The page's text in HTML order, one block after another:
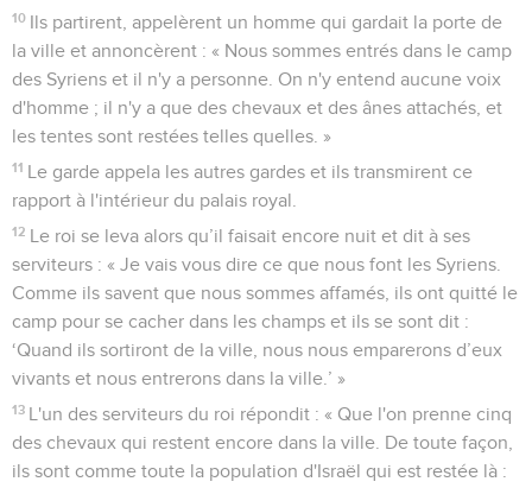
10 Ils partirent, appelèrent un homme qui gardait la porte de
la ville et annoncèrent : « Nous sommes entrés dans le camp
des Syriens et il n'y a personne. On n'y entend aucune voix
d'homme ; il n'y a que des chevaux et des ânes attachés, et
les tentes sont restées telles quelles. »
11 Le garde appela les autres gardes et ils transmirent ce
rapport à l'intérieur du palais royal.
12 Le roi se leva alors qu’il faisait encore nuit et dit à ses
serviteurs : « Je vais vous dire ce que nous font les Syriens.
Comme ils savent que nous sommes affamés, ils ont quitté le
camp pour se cacher dans les champs et ils se sont dit :
‘Quand ils sortiront de la ville, nous nous emparerons d’eux
vivants et nous entrerons dans la ville.’ »
13 L'un des serviteurs du roi répondit : « Que l'on prenne cinq
des chevaux qui restent encore dans la ville. De toute façon,
ils sont comme toute la population d'Israël qui est restée là :